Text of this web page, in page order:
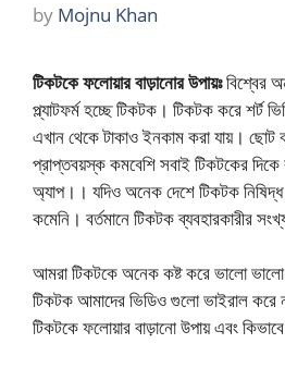
by Mojnu Khan
টিকটকে ফলোয়ার বাড়ানোর উপায়ঃবিশ্বের
প্ল্যাটফর্ম হচ্ছে টিকটক। টিকটক করে শর্ট
এখান থেকে টাকাও ইনকাম করা যায়। ছোট
প্রাপ্তবয়স্ক কমবেশি সবাই টিকটকের
অ্যাপ।। যদিও অনেক দেশে টিকটক
কমেনি। বর্তমানে টিকটক ব্যবহারকারীর
আমরা টিকটকে অনেক কষ্ট করে ভালো
টিকটক আমাদের ভিডিও গুলো ভাইরাল
টিকটকে ফলোয়ার বাড়ানো উপায় এবং